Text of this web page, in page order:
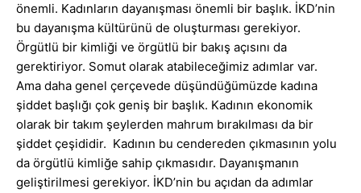
önemli. Kadınların dayanışması önemli bir başlık. İKD’nin
bu dayanışma kültürünü de oluşturması gerekiyor.
Örgütlü bir kimliği ve örgütlü bir bakış açısını da
gerektiriyor. Somut olarak atabileceğimiz adımlar var.
Ama daha genel çerçevede düşündüğümüzde kadına
şiddet başlığı çok geniş bir başlık. Kadının ekonomik
olarak bir takım şeylerden mahrum bırakılması da bir
şiddet çeşididir. Kadının bu cendereden çıkmasının yolu
da örgütlü kimliğe sahip çıkmasıdır. Dayanışmanın
geliştirilmesi gerekiyor. İKD’nin bu açıdan da adımlar